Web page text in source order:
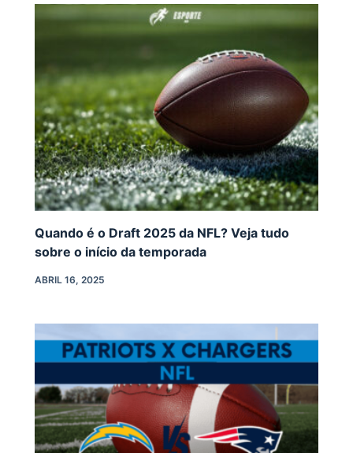
Quando é o Draft 2025 da NFL? Veja tudo
sobre o início da temporada
ABRIL 16, 2025